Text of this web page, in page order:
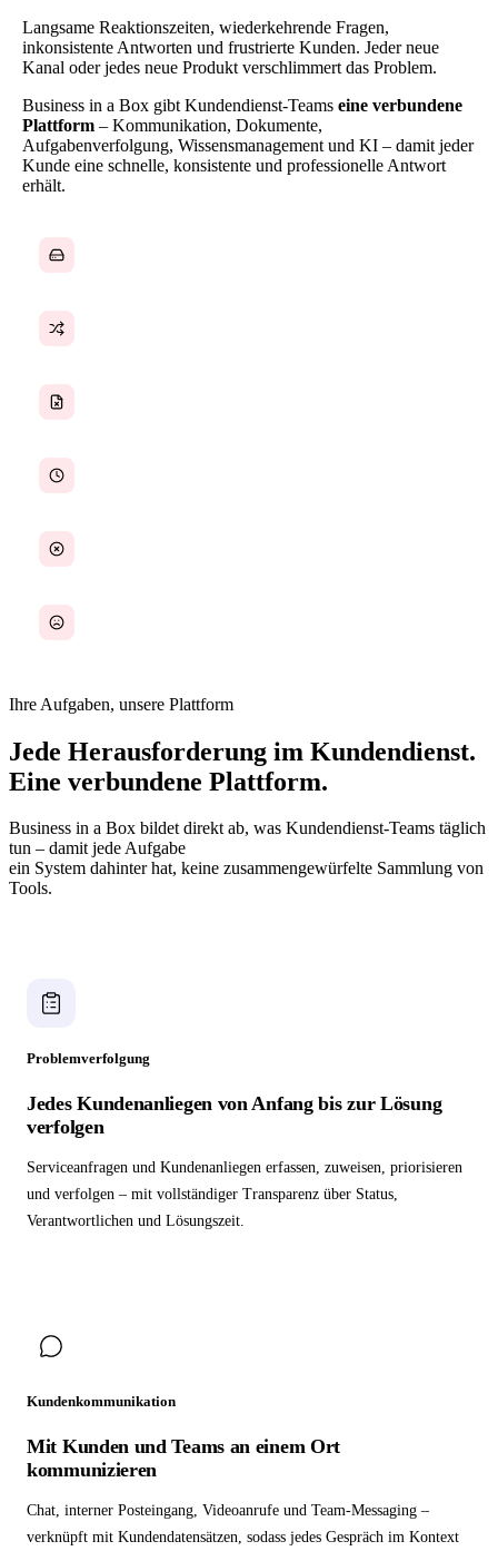
Langsame Reaktionszeiten, wiederkehrende Fragen,
inkonsistente Antworten und frustrierte Kunden. Jeder neue
Kanal oder jedes neue Produkt verschlimmert das Problem.
Business in a Box gibt Kundendienst-Teams eine verbundene
Plattform – Kommunikation, Dokumente,
Aufgabenverfolgung, Wissensmanagement und KI – damit jeder
Kunde eine schnelle, konsistente und professionelle Antwort
erhält.
Ihre Aufgaben, unsere Plattform
Jede Herausforderung im Kundendienst.
Eine verbundene Plattform.
Business in a Box bildet direkt ab, was Kundendienst-Teams täglich
tun – damit jede Aufgabe
ein System dahinter hat, keine zusammengewürfelte Sammlung von
Tools.
Problemverfolgung
Jedes Kundenanliegen von Anfang bis zur Lösung
verfolgen
Serviceanfragen und Kundenanliegen erfassen, zuweisen, priorisieren
und verfolgen – mit vollständiger Transparenz über Status,
Verantwortlichen und Lösungszeit.
Kundenkommunikation
Mit Kunden und Teams an einem Ort
kommunizieren
Chat, interner Posteingang, Videoanrufe und Team-Messaging –
verknüpft mit Kundendatensätzen, sodass jedes Gespräch im Kontext